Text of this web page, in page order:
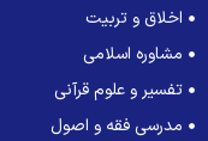
اخلاق و تربیت
مشاوره اسلامی
تفسیر و علوم قرآنی
مدرسی فقه و اصول